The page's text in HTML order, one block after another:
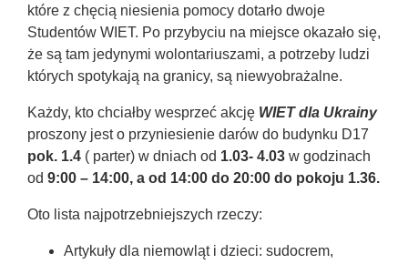
które z chęcią niesienia pomocy dotarło dwoje
Studentów WIET. Po przybyciu na miejsce okazało się,
że są tam jedynymi wolontariuszami, a potrzeby ludzi
których spotykają na granicy, są niewyobrażalne.
Każdy, kto chciałby wesprzeć akcję WIET dla Ukrainy
proszony jest o przyniesienie darów do budynku D17
pok. 1.4 ( parter) w dniach od 1.03- 4.03 w godzinach
od 9:00 – 14:00, a od 14:00 do 20:00 do pokoju 1.36.
Oto lista najpotrzebniejszych rzeczy:
Artykuły dla niemowląt i dzieci: sudocrem,